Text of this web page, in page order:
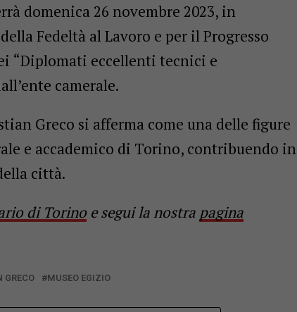
domenica 26 novembre 2023, in
Fedeltà al Lavoro e per il Progresso
“Diplomati eccellenti tecnici e
camerale.
Greco si afferma come una delle figure
e accademico di Torino, contribuendo in
città.
di Torino e segui la nostra pagina
GRECO MUSEO EGIZIO